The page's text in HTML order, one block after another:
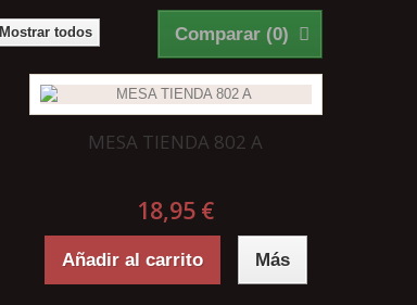
Comparar (0)
Mostrar todos
MESA TIENDA 802 A
18,95 €
Añadir al carrito Más